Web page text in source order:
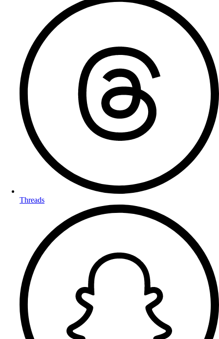
Threads